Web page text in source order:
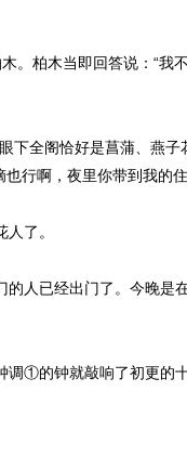
柏木当即回答说：“我
全阁恰好是菖蒲、燕子
行啊，夜里你带到我的
了。
人已经出门了。今晚是
①的钟就敲响了初更的